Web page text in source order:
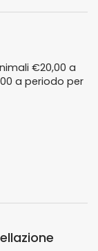
€20,00 a
a periodo per